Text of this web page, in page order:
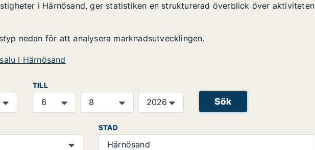
i Härnösand, ger statistiken en strukturerad överblick över aktiviteten
nedan för att analysera marknadsutvecklingen.
i Härnösand
TILL
Sök
STAD
Härnösand